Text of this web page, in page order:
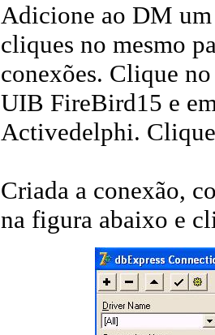
Adicione ao DM
cliques no mesmo
conexões. Clique
UIB FireBird15 e
Activedelphi.
Criada a conexão,
na figura abaixo e